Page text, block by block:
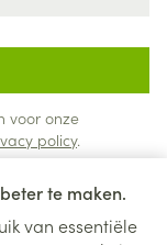
te maken.
van essentiële
voor onze
policy.